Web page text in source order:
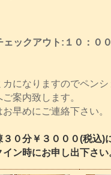
ックアウト:１０：０
になりますのでペン
案内致します。
早めにご連絡下さい。
０分￥３０００(税込)
イン時にお申し出下さい